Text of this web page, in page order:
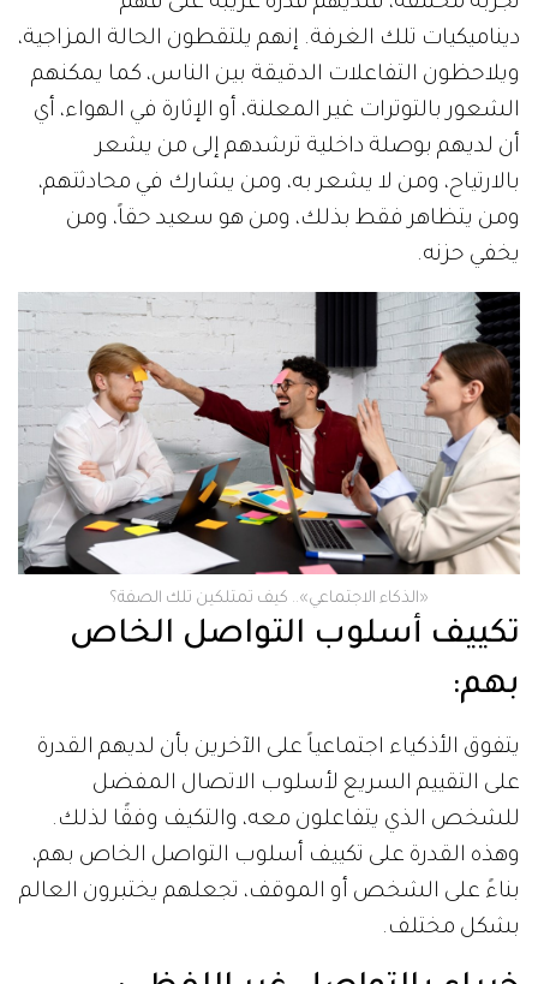
ديناميكيات تلك الغرفة. إنهم يلتقطون الحالة المزاجية،
ويلاحظون التفاعلات الدقيقة بين الناس، كما يمكنهم
الشعور بالتوترات غير المعلنة، أو الإثارة في الهواء، أي
أن لديهم بوصلة داخلية ترشدهم إلى من يشعر
بالارتياح، ومن لا يشعر به، ومن يشارك في محادثتهم،
ومن يتظاهر فقط بذلك، ومن هو سعيد حقاً، ومن
يخفي حزنه.
«الذكاء الاجتماعي».. كيف تمتلكين تلك الصفة؟
تكييف أسلوب التواصل الخاص
بهم:
يتفوق الأذكياء اجتماعياً على الآخرين بأن لديهم القدرة
على التقييم السريع لأسلوب الاتصال المفضل
للشخص الذي يتفاعلون معه، والتكيف وفقًا لذلك.
وهذه القدرة على تكييف أسلوب التواصل الخاص بهم،
بناءً على الشخص أو الموقف، تجعلهم يختبرون العالم
بشكل مختلف.